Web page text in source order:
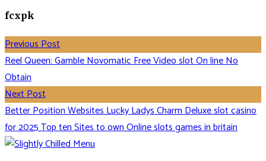
fcxpk
Previous Post
Reel Queen: Gamble Novomatic Free Video slot On line No
Obtain
Next Post
Better Position Websites Lucky Ladys Charm Deluxe slot casino
for 2025 Top ten Sites to own Online slots games in britain